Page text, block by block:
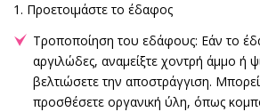
1. Προετοιμάστε το έδαφος
Τροποποίηση του εδάφους: Εάν το
αργιλώδες, αναμείξτε χοντρή άμμο ή
βελτιώσετε την αποστράγγιση.
προσθέσετε οργανική ύλη, όπως